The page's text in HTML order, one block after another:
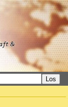
Los